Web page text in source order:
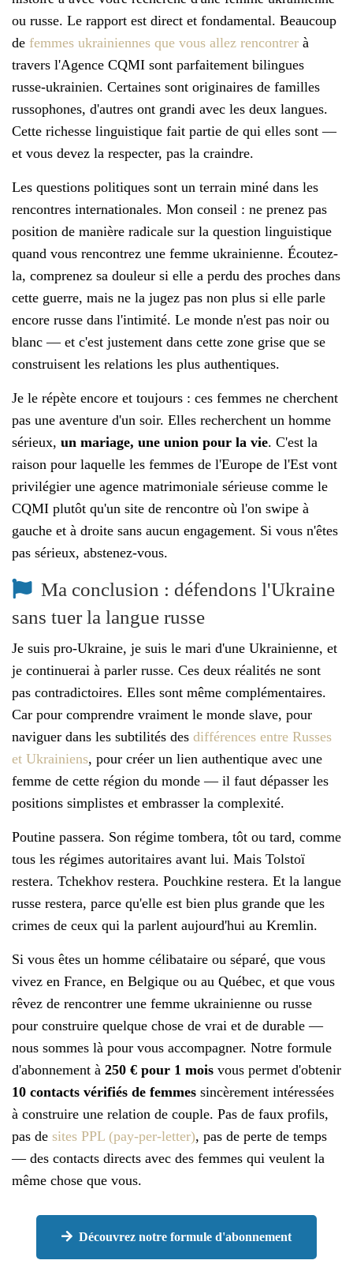
ou russe. Le rapport est direct et fondamental. Beaucoup
de femmes ukrainiennes que vous allez rencontrer à
travers l'Agence CQMI sont parfaitement bilingues
russe-ukrainien. Certaines sont originaires de familles
russophones, d'autres ont grandi avec les deux langues.
Cette richesse linguistique fait partie de qui elles sont —
et vous devez la respecter, pas la craindre.
Les questions politiques sont un terrain miné dans les
rencontres internationales. Mon conseil : ne prenez pas
position de manière radicale sur la question linguistique
quand vous rencontrez une femme ukrainienne. Écoutez-
la, comprenez sa douleur si elle a perdu des proches dans
cette guerre, mais ne la jugez pas non plus si elle parle
encore russe dans l'intimité. Le monde n'est pas noir ou
blanc — et c'est justement dans cette zone grise que se
construisent les relations les plus authentiques.
Je le répète encore et toujours : ces femmes ne cherchent
pas une aventure d'un soir. Elles recherchent un homme
sérieux, un mariage, une union pour la vie. C'est la
raison pour laquelle les femmes de l'Europe de l'Est vont
privilégier une agence matrimoniale sérieuse comme le
CQMI plutôt qu'un site de rencontre où l'on swipe à
gauche et à droite sans aucun engagement. Si vous n'êtes
pas sérieux, abstenez-vous.
Ma conclusion : défendons l'Ukraine
sans tuer la langue russe
Je suis pro-Ukraine, je suis le mari d'une Ukrainienne, et
je continuerai à parler russe. Ces deux réalités ne sont
pas contradictoires. Elles sont même complémentaires.
Car pour comprendre vraiment le monde slave, pour
naviguer dans les subtilités des différences entre Russes
et Ukrainiens, pour créer un lien authentique avec une
femme de cette région du monde — il faut dépasser les
positions simplistes et embrasser la complexité.
Poutine passera. Son régime tombera, tôt ou tard, comme
tous les régimes autoritaires avant lui. Mais Tolstoï
restera. Tchekhov restera. Pouchkine restera. Et la langue
russe restera, parce qu'elle est bien plus grande que les
crimes de ceux qui la parlent aujourd'hui au Kremlin.
Si vous êtes un homme célibataire ou séparé, que vous
vivez en France, en Belgique ou au Québec, et que vous
rêvez de rencontrer une femme ukrainienne ou russe
pour construire quelque chose de vrai et de durable —
nous sommes là pour vous accompagner. Notre formule
d'abonnement à 250 € pour 1 mois vous permet d'obtenir
10 contacts vérifiés de femmes sincèrement intéressées
à construire une relation de couple. Pas de faux profils,
pas de sites PPL (pay-per-letter), pas de perte de temps
— des contacts directs avec des femmes qui veulent la
même chose que vous.
Découvrez notre formule d'abonnement